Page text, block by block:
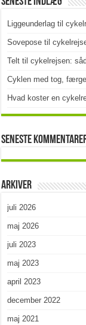
Liggeunderlag til
Sovepose til
Telt til cykelrejsen:
Cyklen med tog,
Hvad koster en
Seneste
Arkiver
juli 2026
maj 2026
juli 2023
maj 2023
april 2023
december 2022
maj 2021